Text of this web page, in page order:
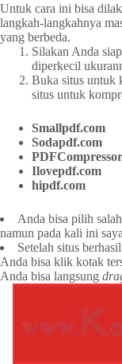
Untuk cara ini bisa
langkah-langkahnya
yang berbeda.
Silakan Anda
diperkecil
Buka situs untuk
situs untuk
Smallpdf.com
Sodapdf.com
Ilovepdf.com
hipdf.com
Anda bisa pilih
namun pada kali ini
Setelah situs
Anda bisa klik kotak
Anda bisa langsung